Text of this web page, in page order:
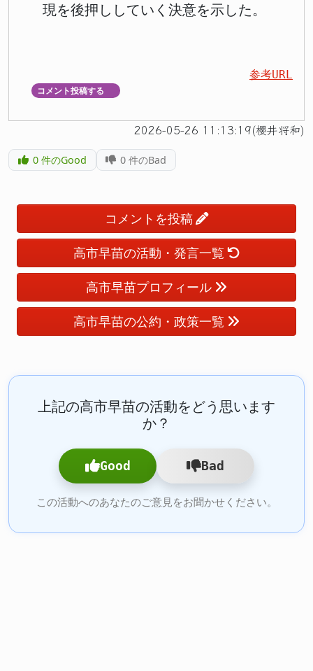
現を後押ししていく決意を示した。
参考URL
コメント投稿する
2026-05-26 11:13:19(櫻井将和)
0件のGood 0 件のBad
コメントを投稿
高市早苗の活動・発言一覧
高市早苗プロフィール
高市早苗の公約・政策一覧
上記の高市早苗の活動をどう思います
か？
Good Bad
この活動へのあなたのご意見をお聞かせください。